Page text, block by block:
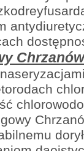
Chrzanów